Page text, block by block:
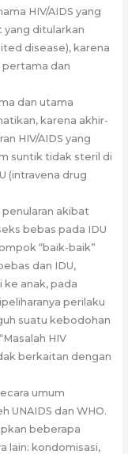
HIV/AIDS yang
yang ditularkan
disease), karena
pertama dan
dan utama
karena akhir-
HIV/AIDS yang
suntik tidak steril di
(intravena drug
akibat
bebas pada IDU
“baik-baik”
dan IDU,
ke anak, pada
perilaku
suatu kebodohan
HIV
berkaitan dengan
umum
UNAIDS dan WHO.
beberapa
lain: kondomisasi,